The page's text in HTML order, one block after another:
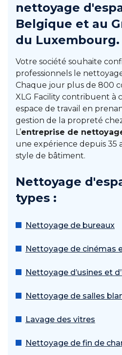
nettoyage
Belgique et au
du Luxembourg.
Votre société souhaite
professionnels le
Chaque jour plus de 800
XLG Facility contribuent à
espace de travail en
gestion de la propreté
L’entreprise de
une expérience depuis 35
style de bâtiment.
Nettoyage
types :
Nettoyage de bureaux
Nettoyage de cinémas
Nettoyage d’usines et
Nettoyage de salles
Lavage des vitres
Nettoyage de fin de